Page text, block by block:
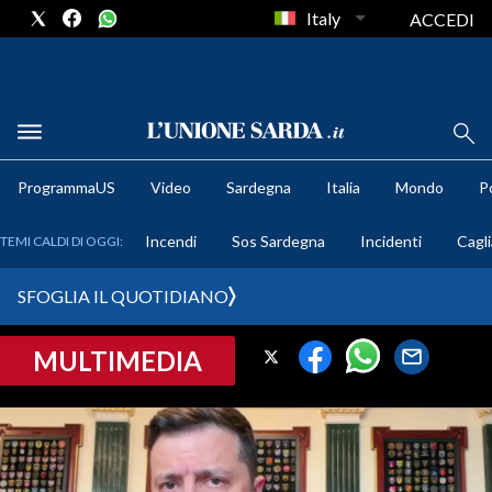
METEO
CRONACA SARDEGNA
PROVINCIA DI CAGLIARI
SULCIS IGLESIENTE
Italy ACCEDI
ProgrammaUS Video Sardegna Italia Mondo
TEMI CALDI DI OGGI: Incendi Sos Sardegna Incidenti
SFOGLIA IL QUOTIDIANO
MULTIMEDIA